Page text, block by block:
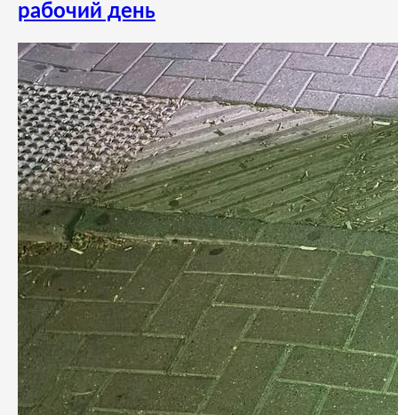
рабочий день